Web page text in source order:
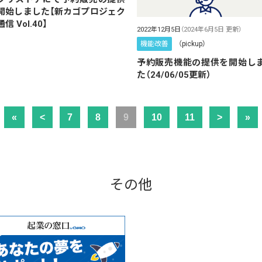
始しました【新カゴプロジェク
信 Vol.40】
2022年12月5日 （2024年6月5日 更新）
機能改善 （pickup）
予約販売機能の提供を開始し
た（24/06/05更新）
« < 7 8 9 10 11 > »
その他